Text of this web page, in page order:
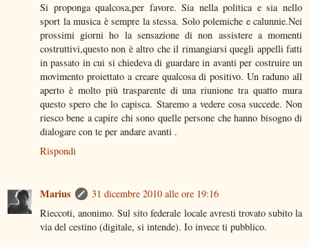
Si proponga qualcosa,per favore. Sia nella politica e sia nello
sport la musica è sempre la stessa. Solo polemiche e calunnie.Nei
prossimi giorni ho la sensazione di non assistere a momenti
costruttivi,questo non è altro che il rimangiarsi quegli appelli fatti
in passato in cui si chiedeva di guardare in avanti per costruire un
movimento proiettato a creare qualcosa di positivo. Un raduno all
aperto è molto più trasparente di una riunione tra quatto mura
questo spero che lo capisca. Staremo a vedere cosa succede. Non
riesco bene a capire chi sono quelle persone che hanno bisogno di
dialogare con te per andare avanti .
Rispondi
Marius
31 dicembre 2010 alle ore 19:16
Rieccoti, anonimo. Sul sito federale locale avresti trovato subito la
via del cestino (digitale, si intende). Io invece ti pubblico.